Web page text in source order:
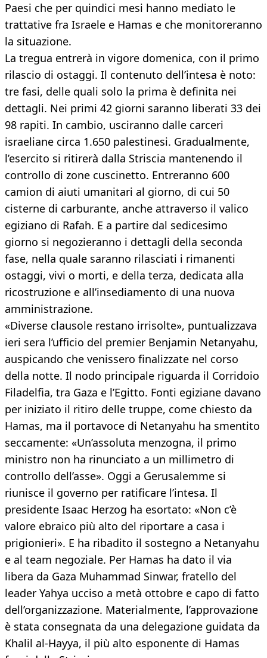
Paesi che per quindici mesi hanno mediato le
trattative fra Israele e Hamas e che monitoreranno
la situazione.
La tregua entrerà in vigore domenica, con il primo
rilascio di ostaggi. Il contenuto dell’intesa è noto:
tre fasi, delle quali solo la prima è definita nei
dettagli. Nei primi 42 giorni saranno liberati 33 dei
98 rapiti. In cambio, usciranno dalle carceri
israeliane circa 1.650 palestinesi. Gradualmente,
l’esercito si ritirerà dalla Striscia mantenendo il
controllo di zone cuscinetto. Entreranno 600
camion di aiuti umanitari al giorno, di cui 50
cisterne di carburante, anche attraverso il valico
egiziano di Rafah. E a partire dal sedicesimo
giorno si negozieranno i dettagli della seconda
fase, nella quale saranno rilasciati i rimanenti
ostaggi, vivi o morti, e della terza, dedicata alla
ricostruzione e all’insediamento di una nuova
amministrazione.
«Diverse clausole restano irrisolte», puntualizzava
ieri sera l’ufficio del premier Benjamin Netanyahu,
auspicando che venissero finalizzate nel corso
della notte. Il nodo principale riguarda il Corridoio
Filadelfia, tra Gaza e l’Egitto. Fonti egiziane davano
per iniziato il ritiro delle truppe, come chiesto da
Hamas, ma il portavoce di Netanyahu ha smentito
seccamente: «Un’assoluta menzogna, il primo
ministro non ha rinunciato a un millimetro di
controllo dell’asse». Oggi a Gerusalemme si
riunisce il governo per ratificare l’intesa. Il
presidente Isaac Herzog ha esortato: «Non c’è
valore ebraico più alto del riportare a casa i
prigionieri». E ha ribadito il sostegno a Netanyahu
e al team negoziale. Per Hamas ha dato il via
libera da Gaza Muhammad Sinwar, fratello del
leader Yahya ucciso a metà ottobre e capo di fatto
dell’organizzazione. Materialmente, l’approvazione
è stata consegnata da una delegazione guidata da
Khalil al-Hayya, il più alto esponente di Hamas